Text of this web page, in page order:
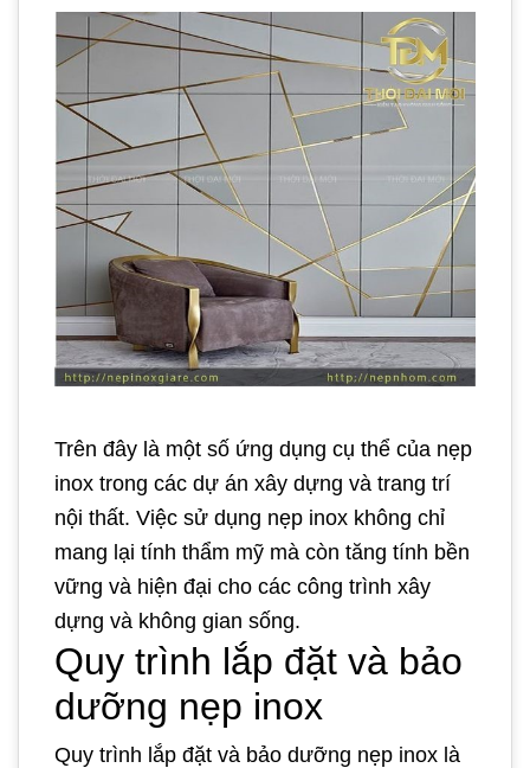
Trên đây là một số ứng dụng cụ thể của nẹp
inox trong các dự án xây dựng và trang trí
nội thất. Việc sử dụng nẹp inox không chỉ
mang lại tính thẩm mỹ mà còn tăng tính bền
vững và hiện đại cho các công trình xây
dựng và không gian sống.
Quy trình lắp đặt và bảo
dưỡng nẹp inox
Quy trình lắp đặt và bảo dưỡng nẹp inox là